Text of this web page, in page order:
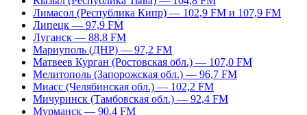
Лимасол (Республика Кипр) — 102,9 FM и 107,9 FM
Липецк — 97,9 FM
Луганск — 88,8 FM
Мариуполь (ДНР) — 97,2 FM
Матвеев Курган (Ростовская обл.) — 107,0 FM
Мелитополь (Запорожская обл.) — 96,7 FM
Миасс (Челябинская обл.) — 102,2 FM
Мичуринск (Тамбовская обл.) — 92,4 FM
Мурманск — 90,4 FM